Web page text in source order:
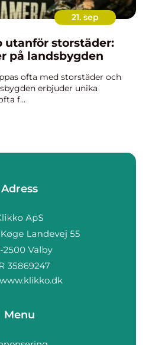
21. sep
utanför storstäder:
på landsbygden
ofta med storstäder och
erbjuder unika
f...
Adress
www.klikko.dk
Menu